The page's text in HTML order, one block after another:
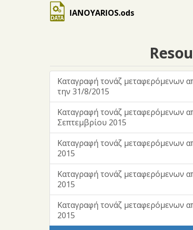
IANOYARIOS.ods
Kαταγραφή τονάζ μεταφερόμενων
την 31/8/2015
Kαταγραφή τονάζ μεταφερόμενων
Σεπτεμβρίου 2015
Kαταγραφή τονάζ μεταφερόμενων
2015
Kαταγραφή τονάζ μεταφερόμενων
2015
Kαταγραφή τονάζ μεταφερόμενων
2015